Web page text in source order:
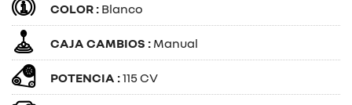
COLOR : Blanco
CAJA CAMBIOS : Manual
POTENCIA :115 CV